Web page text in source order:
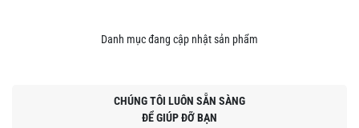
Danh mục đang cập nhật sản phẩm
CHÚNG TÔI LUÔN SẴN SÀNG
ĐỂ GIÚP ĐỠ BẠN